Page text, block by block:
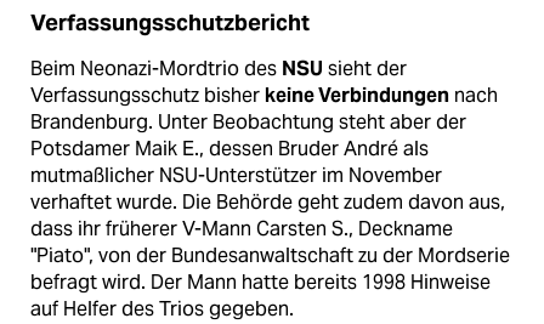
Verfassungsschutzbericht
Beim Neonazi-Mordtrio des NSU sieht der
Verfassungsschutz bisherkeine Verbindungen nach
Brandenburg. Unter Beobachtung steht aber der
Potsdamer Maik E., dessen Bruder André als
mutmaßlicher NSU-Unterstützer im November
verhaftet wurde. Die Behörde geht zudem davon aus,
dass ihr früherer V-Mann Carsten S., Deckname
"Piato", von der Bundesanwaltschaft zu der Mordserie
befragt wird. Der Mann hatte bereits 1998 Hinweise
auf Helfer des Trios gegeben.